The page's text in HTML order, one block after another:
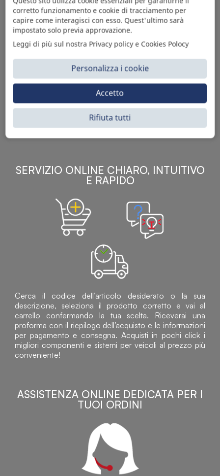
Sì Parts S.r.l. è leader nella distribuzione e vendita di
accessori per veicoli off-highway. Riconosciuto in tutto
il mondo per l’elevato standard qualitativo dei prodotti a
catalogo, attraverso la vendita B2B del ricco
assortimento di articoli originali rivolti a ricambisti,
officine meccaniche, aziende con parco macchine.
SERVIZIO ONLINE CHIARO, INTUITIVO
E RAPIDO
Cerca il codice dell’articolo desiderato o la sua
descrizione, seleziona il prodotto corretto e vai al
carrello confermando la tua scelta. Riceverai una
proforma con il riepilogo dell’acquisto e le informazioni
per pagamento e consegna. Acquisti in pochi click i
migliori componenti e sistemi per veicoli al prezzo più
conveniente!
ASSISTENZA ONLINE DEDICATA PER I
TUOI ORDINI
corretto funzionamento e cookie di tracciamento per
capire come interagisci con esso. Quest'ultimo sarà
impostato solo previa approvazione.
Leggi di più sul nostra Privacy policy e Cookies Polocy
Personalizza i cookie
Rifiuta tutti
Accetto